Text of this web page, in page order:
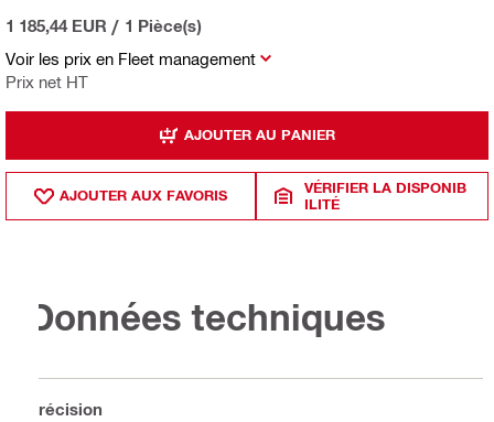
Voir les prix en Fleet management
Prix net HT
1 185,44 EUR / 1 Pièce(s)
AJOUTER AU PANIER
AJOUTER AUX FAVORIS
VÉRIFIER LA DISPONIB
ILITÉ
Données techniques
Précision